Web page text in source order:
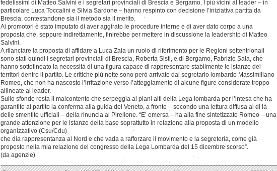
fedelissimi di Matteo Salvini e i segretari provinciali di Brescia e Bergamo. I più vicini al leader – in
particolare Luca Toccalini e Silvia Sardone – hanno respinto con decisione l’iniziativa partita da
Brescia, contestandone sia il metodo sia il merito.
Ai promotori è stato imputato di aver aggirato le procedure interne e di aver dato corpo a una
proposta che, seppure indirettamente, finirebbe per mettere in discussione la leadership di Matteo
Salvini.
A rilanciare la proposta di affidare a Luca Zaia un ruolo di riferimento per le Regioni settentrionali
sono stati quindi i segretari provinciali di Brescia, Roberta Sisti, e di Bergamo, Fabrizio Sala, che
hanno sottolineato la necessità di una figura capace di rappresentare stabilmente le istanze dei
territori dentro il partito. Le critiche più nette sono però arrivate dal segretario lombardo Massimiliano
Romeo, che non ha nascosto l’irritazione verso l’atteggiamento di alcune figure considerate troppo
allineate al leader.
Sullo sfondo resta il malcontento che serpeggia ai piani alti della Lega lombarda per l’intesa che ha
garantito al partito la conferma alla guida del Veneto, a fronte – secondo una lettura diffusa al di là
delle smentite ufficiali – della rinuncia al Pirellone. “E’ emersa – ha alla fine sintetizzato Romeo – una
grande attenzione per le istanze della base soprattutto in relazione alla proposta di un modello
organizzativo (Csu/Cdu)
che dia rappresentanza al Nord e che vada a rafforzare il movimento e la segreteria, come già
proposto nella mia relazione del congresso della Lega Lombarda del 15 dicembre scorso”.
(da agenzie)